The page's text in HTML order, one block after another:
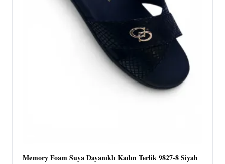
Memory Foam Suya Dayanıklı Kadın Terlik 9827-8 Siyah